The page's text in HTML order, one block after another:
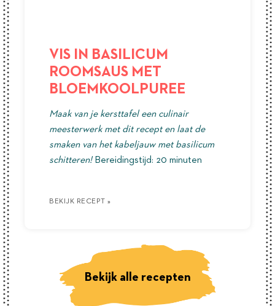
BEKIJK RECEPT »
BEKIJK RECEPT »
VIS IN BASILICUM
ROOMSAUS MET
BLOEMKOOLPUREE
Maak van je kersttafel een culinair
meesterwerk met dit recept en laat de
smaken van het kabeljauw met basilicum
schitteren! Bereidingstijd: 20 minuten
BEKIJK RECEPT »
Bekijk alle recepten